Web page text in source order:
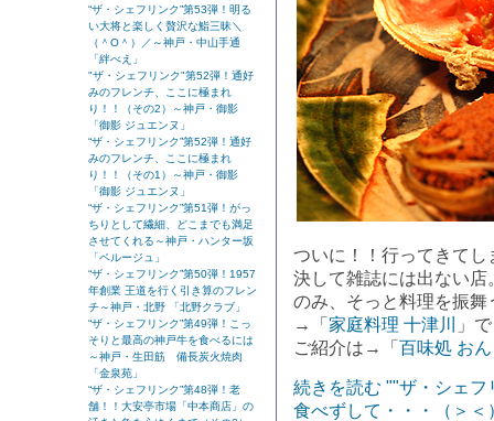
“ザ・シェフリンク”第53弾！明る
い大将と楽しく贅沢な鮨三昧＼
（＾O＾）／～神戸・中山手通
「絆べえ」
"ザ・シェフリンク"第52弾！通好
みのフレンチ、ここに極まれ
り！！（その2）～神戸・御影
「御影 ジュエンヌ」
“ザ・シェフリンク”第52弾！通好
みのフレンチ、ここに極まれ
り！！（その1）～神戸・御影
「御影 ジュエンヌ」
“ザ・シェフリンク”第51弾！がっ
ちりとして繊細、どこまでも満足
させてくれる～神戸・ハンター坂
「ペルージュ」
“ザ・シェフリンク”第50弾！1957
年創業 王道を行く引き算のフレン
チ～神戸・北野 「北野クラブ」
“ザ・シェフリンク”第49弾！こっ
そりと最高の神戸牛を食べるには
～神戸・生田筋 備長炭火焼肉
「金泉苑」
“ザ・シェフリンク”第48弾！老
舗！！大安亭市場「中本商店」の
ついに！！行ってきて
決して雑誌には出ない
のみ、そっと料理を振
→「 家庭料理 十津川
」
ご紹介は→「 百味処 お
続きを読む ""ザ・シェ
食べずして・・・（＞